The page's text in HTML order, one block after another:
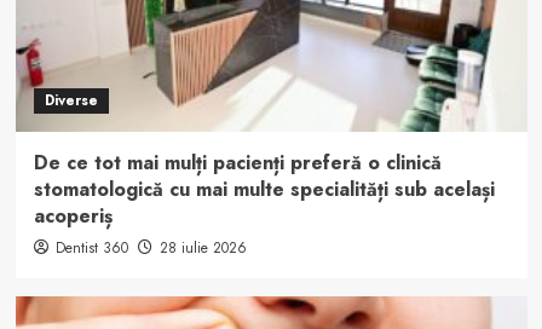
Diverse
De ce tot mai mulți pacienți preferă o clinică
stomatologică cu mai multe specialități sub același
acoperiș
Dentist 360 28 iulie 2026